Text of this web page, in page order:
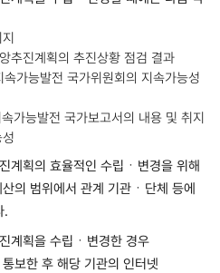
추진계획의 추진상황 점검 결과
가능발전 국가위원회의 지속가능성
가능발전 국가보고서의 내용 및 취지
계획의 효율적인 수립ㆍ변경을 위해
의 범위에서 관계 기관ㆍ단체 등에
.
계획을 수립ㆍ변경한 경우
보한 후 해당 기관의 인터넷